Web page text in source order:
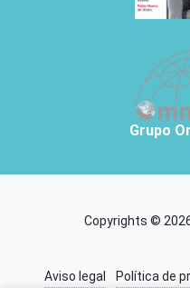
Grupo
Copyrights ©
Aviso legal Política de